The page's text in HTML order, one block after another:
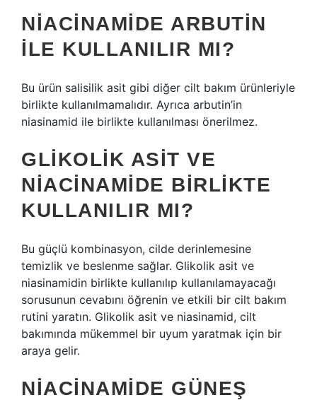
NIACINAMIDE ARBUTIN
ILE KULLANILIR MI?
Bu ürün salisilik asit gibi diğer cilt bakım ürünleriyle
birlikte kullanılmamalıdır. Ayrıca arbutin’in
niasinamid ile birlikte kullanılması önerilmez.
GLIKOLIK ASIT VE
NIACINAMIDE BIRLIKTE
KULLANILIR MI?
Bu güçlü kombinasyon, cilde derinlemesine
temizlik ve beslenme sağlar. Glikolik asit ve
niasinamidin birlikte kullanılıp kullanılamayacağı
sorusunun cevabını öğrenin ve etkili bir cilt bakım
rutini yaratın. Glikolik asit ve niasinamid, cilt
bakımında mükemmel bir uyum yaratmak için bir
araya gelir.
NIACINAMIDE GÜNEŞ